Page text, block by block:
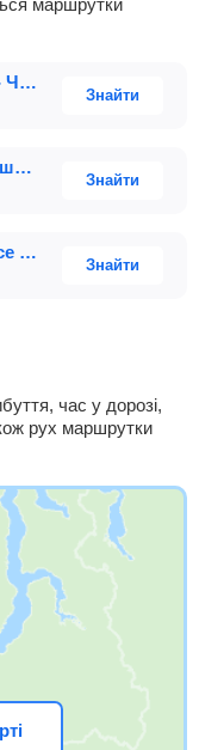
АЗС "WOG", Н-03 траса Житомир - Чернівці 192 км.
Знайти
Хмельницький АВ (Вінницьке шосе вул. 23)
Знайти
KLR Bus Terminal, вул. Вінницьке шосе 12/2
Знайти
час у дорозі,
рух маршрутки